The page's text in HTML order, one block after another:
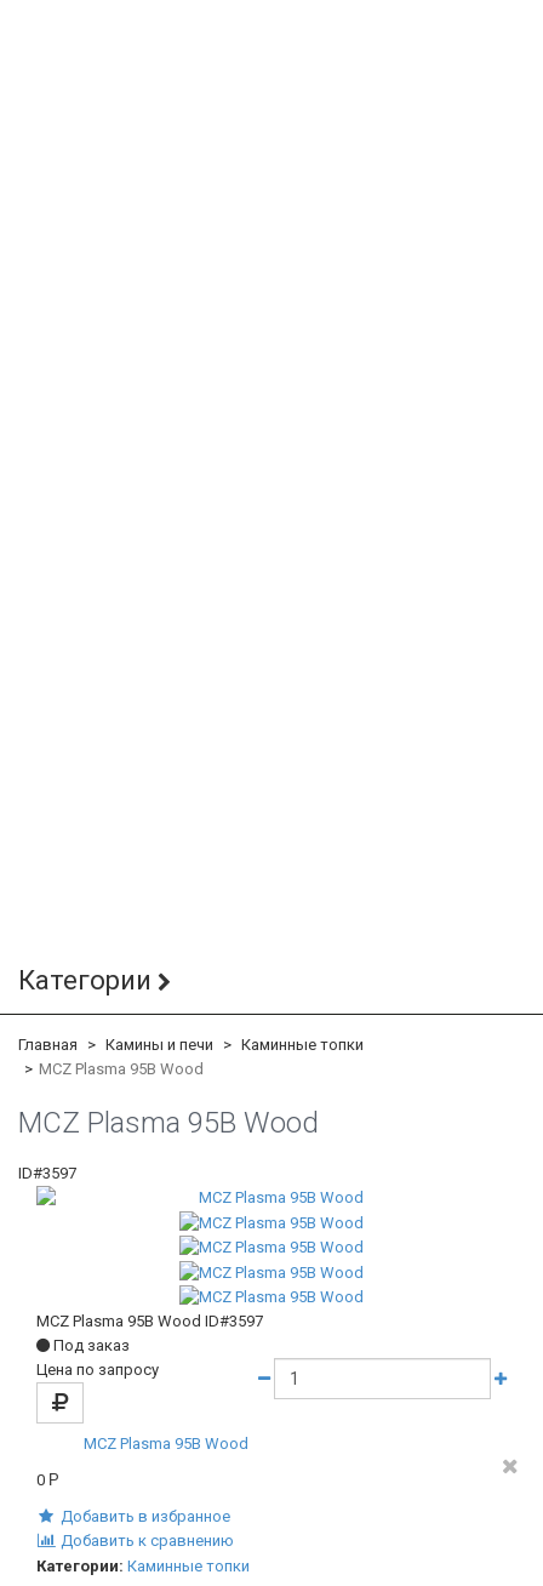
Категории
Главная Камины и печи
Каминные топки
MCZ Plasma 95B Wood
MCZ Plasma 95B Wood
ID#3597
MCZ Plasma 95B Wood ID#3597
Под заказ
Цена по запросу
MCZ Plasma 95B Wood
0 Р
Добавить в избранное
Добавить к сравнению
Категории: Каминные топки